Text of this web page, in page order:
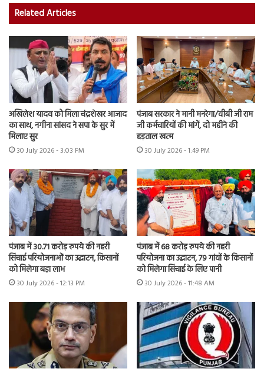
Related Articles
अखिलेश यादव को मिला चंद्रशेखर आजाद
का साथ, नगीना सांसद ने सपा के सुर में
मिलाए सुर
30 July 2026 - 3:03 PM
पंजाब सरकार ने मानी मनरेगा/वीबी जी राम
जी कर्मचारियों की मांगें, दो महीने की
हड़ताल खत्म
30 July 2026 - 1:49 PM
पंजाब में 30.71 करोड़ रुपये की नहरी
सिंचाई परियोजनाओं का उद्घाटन, किसानों
को मिलेगा बड़ा लाभ
30 July 2026 - 12:13 PM
पंजाब में 68 करोड़ रुपये की नहरी
परियोजना का उद्घाटन, 79 गांवों के किसानों
को मिलेगा सिंचाई के लिए पानी
30 July 2026 - 11:48 AM